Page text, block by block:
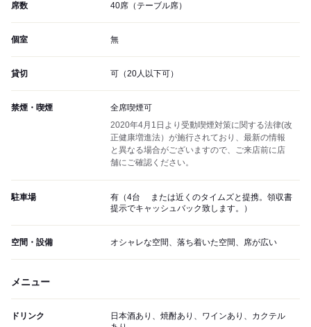
席数 40席（テーブル席）
個室 無
貸切 可（20人以下可）
禁煙・喫煙
全席喫煙可
2020年4月1日より受動喫煙対策に関する法律(改
正健康増進法）が施行されており、最新の情報
と異なる場合がございますので、ご来店前に店
舗にご確認ください。
駐車場
有（4台 または近くのタイムズと提携。領収書
提示でキャッシュバック致します。）
空間・設備 オシャレな空間、落ち着いた空間、席が広い
メニュー
ドリンク
日本酒あり、焼酎あり、ワインあり、カクテル